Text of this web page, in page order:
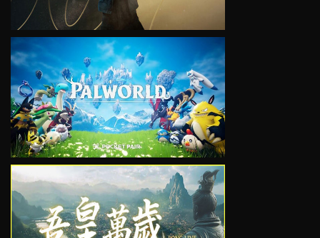
VIEW
VIEW